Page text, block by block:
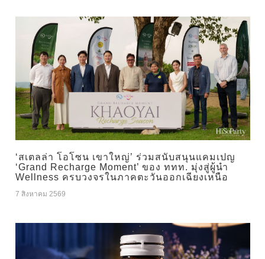
‘สเตลล่า โอโซน เขาใหญ่’ ร่วมสนับสนุนแคมเปญ
‘Grand Recharge Moment’ ของ ททท. มุ่งสู่ผู้นำ
Wellness ครบวงจรในภาคตะวันออกเฉียงเหนือ
7 สิงหาคม 2569